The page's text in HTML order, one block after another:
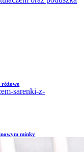
różowe
minky